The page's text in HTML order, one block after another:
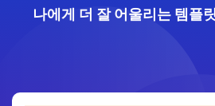
나에게 더 잘 어울리는 템플